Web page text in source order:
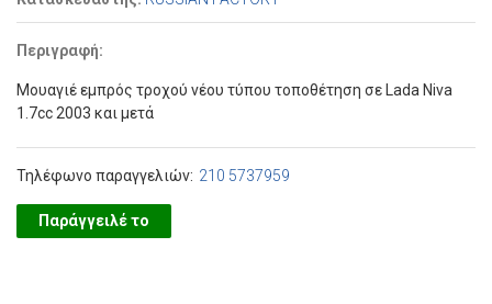
Περιγραφή:
Μουαγιέ εμπρός τροχού νέου τύπου τοποθέτηση σε Lada Niva
1.7cc 2003 και μετά
Τηλέφωνο παραγγελιών: 210 5737959
Παράγγειλέ το